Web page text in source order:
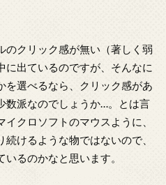
のクリック感が無い（著しく弱
に出ているのですが、そんなに
を選べるなら、クリック感があ
数派なのでしょうか…。とは言
クロソフトのマウスように、
けるような物ではないので、
るのかなと思います。